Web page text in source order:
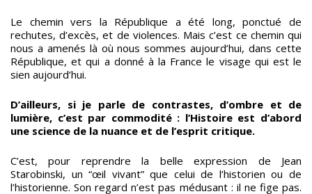
Le chemin vers la République a été long, ponctué de
rechutes, d’excès, et de violences. Mais c’est ce chemin qui
nous a amenés là où nous sommes aujourd’hui, dans cette
République, et qui a donné à la France le visage qui est le
sien aujourd’hui.
D’ailleurs, si je parle de contrastes, d’ombre et de
lumière, c’est par commodité : l’Histoire est d’abord
une science de la nuance et de l’esprit critique.
C’est, pour reprendre la belle expression de Jean
Starobinski, un “œil vivant” que celui de l’historien ou de
l’historienne. Son regard n’est pas médusant : il ne fige pas.